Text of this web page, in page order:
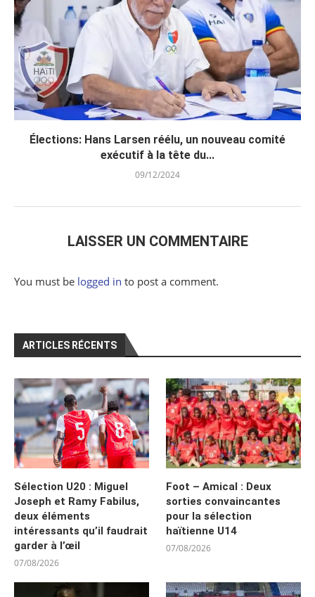
Élections: Hans Larsen réélu, un nouveau comité
exécutif à la tête du...
09/12/2024
LAISSER UN COMMENTAIRE
You must be logged in to post a comment.
ARTICLES RÉCENTS
Sélection U20 : Miguel
Joseph et Ramy Fabilus,
deux éléments
intéressants qu’il faudrait
garder à l’œil
07/08/2026
Foot – Amical : Deux
sorties convaincantes
pour la sélection
haïtienne U14
07/08/2026